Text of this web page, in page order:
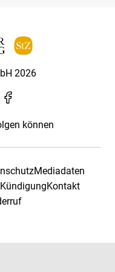
2026
können
Mediadaten
KündigungKontakt